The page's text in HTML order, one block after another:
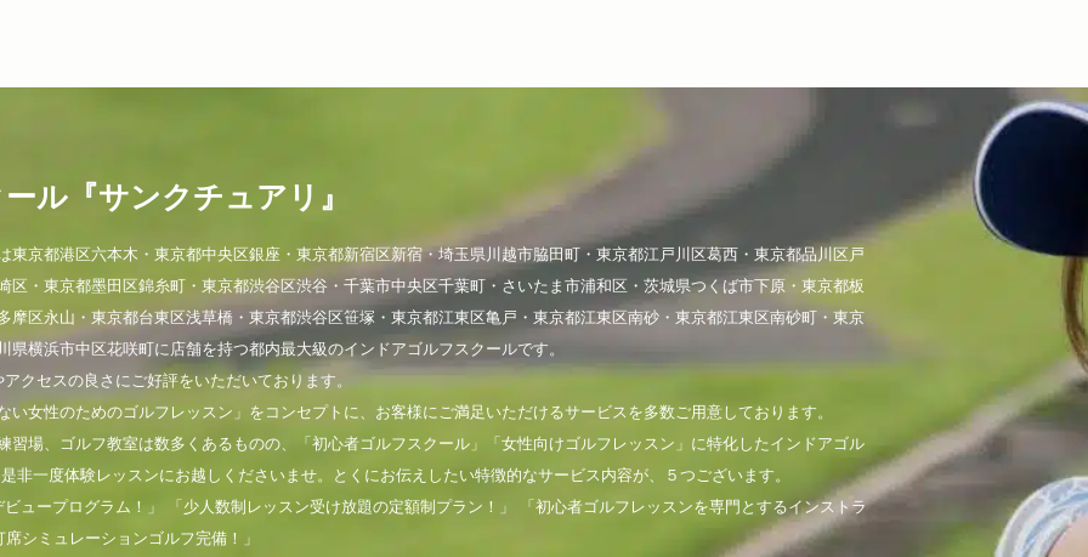
ル『サンクチュアリ』
東京都港区六本木・東京都中央区銀座・東京都新宿区新宿・埼玉県川越市脇田町・東京都江戸川区葛西・東京都品川区戸
区・東京都墨田区錦糸町・東京都渋谷区渋谷・千葉市中央区千葉町・さいたま市浦和区・茨城県つくば市下原・東京都板
摩区永山・東京都台東区浅草橋・東京都渋谷区笹塚・東京都江東区亀戸・東京都江東区南砂・東京都江東区南砂町・東京
横浜市中区花咲町に店舗を持つ都内最大級のインドアゴルフスクールです。
クセスの良さにご好評をいただいております。
女性のためのゴルフレッスン」をコンセプトに、お客様にご満足いただけるサービスを多数ご用意しております。
習場、ゴルフ教室は数多くあるものの、「初心者ゴルフスクール」「女性向けゴルフレッスン」に特化したインドアゴル
非一度体験レッスンにお越しくださいませ。とくにお伝えしたい特徴的なサービス内容が、５つございます。
ュープログラム！」 「少人数制レッスン受け放題の定額制プラン！」 「初心者ゴルフレッスンを専門とするインストラ
シミュレーションゴルフ完備！」